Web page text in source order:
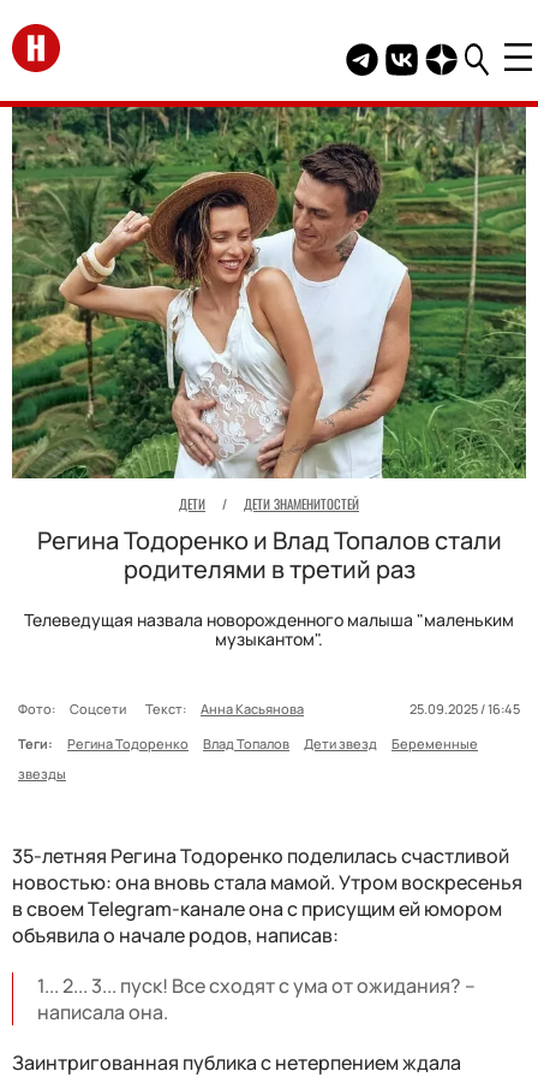
Перейти на главную
Telegram канал
Группа HELLO
Канал
ДЕТИ / ДЕТИ ЗНАМЕНИТОСТЕЙ
Регина Тодоренко и Влад Топалов стали
родителями в третий раз
Телеведущая назвала новорожденного малыша "маленьким
музыкантом".
Фото: Соцсети Текст: Анна Касьянова
25.09.2025 / 16:45
Теги:
Регина Тодоренко Влад Топалов Дети звезд
Беременные
звезды
35-летняя Регина Тодоренко поделилась счастливой
новостью: она вновь стала мамой. Утром воскресенья
в своем Telegram-канале она с присущим ей юмором
объявила о начале родов, написав:
1... 2... 3... пуск! Все сходят с ума от ожидания? –
написала она.
Заинтригованная публика с нетерпением ждала